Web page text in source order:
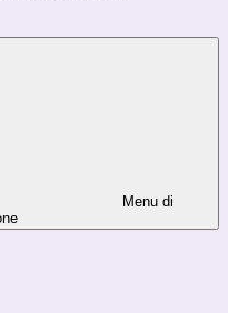
Menu di